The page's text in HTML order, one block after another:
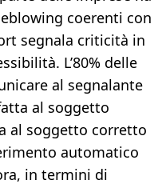
coerenti con
segnala criticità in
L’80% delle
al segnalante
al soggetto
al soggetto corretto
automatico
in termini di